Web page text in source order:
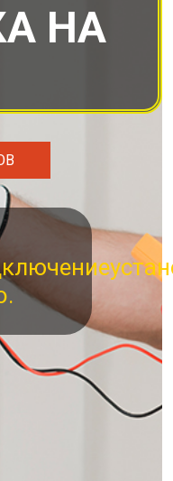
НА